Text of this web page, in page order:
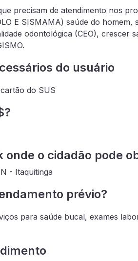
precisam de atendimento nos
E SISMAMA) saúde do homem,
odontológica (CEO), crescer
do usuário
do SUS
onde o cidadão pode
- Itaquitinga
prévio?
para saúde bucal, exames